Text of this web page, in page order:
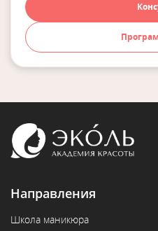
Направления
Школа маникюра